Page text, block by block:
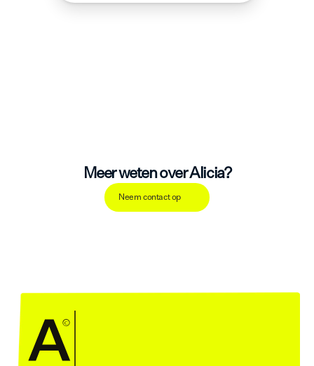
Meer weten over Alicia?
Neem contact op